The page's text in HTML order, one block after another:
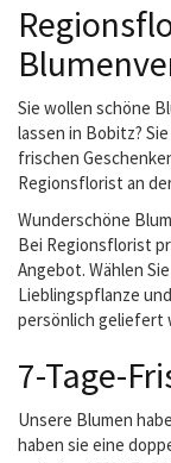
Sie wollen schöne
lassen in Bobitz?
frischen
Regionsflorist an
Wunderschöne
Bei Regionsflorist
Angebot. Wählen
Lieblingspflanze
persönlich geliefert
7-Tage-
Unsere Blumen
haben sie eine